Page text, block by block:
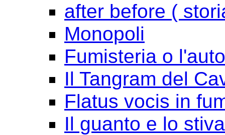
after before (
Monopoli
Fumisteria o
Il Tangram del
Flatus vocis in
Il guanto e lo